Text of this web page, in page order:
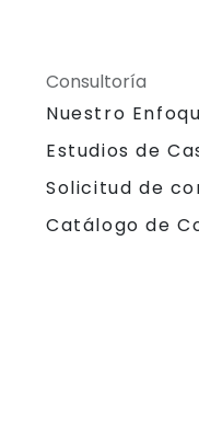
Consultoría
Nuestro
Estudios de
Solicitud de
Catálogo de